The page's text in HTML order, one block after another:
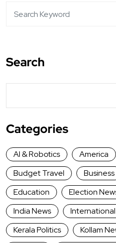
Search
Categories
AI & Robotics America
Budget Travel
Business
Education
Election
India News
Kerala Politics
Kollam